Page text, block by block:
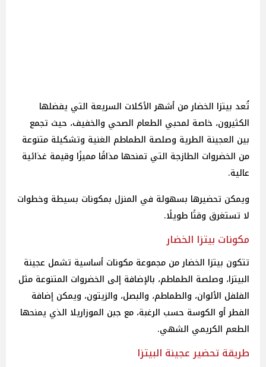
تُعد بيتزا الخضار من أشهر الأكلات السريعة التي يفضلها
الكثيرون، خاصة لمحبي الطعام الصحي والخفيف، حيث تجمع
بين العجينة الطرية وصلصة الطماطم الغنية وتشكيلة متنوعة
من الخضروات الطازجة التي تمنحها مذاقًا مميزًا وقيمة غذائية
عالية.
ويمكن تحضيرها بسهولة في المنزل بمكونات بسيطة وخطوات
لا تستغرق وقتًا طويلًا.
مكونات بيتزا الخضار
تتكون بيتزا الخضار من مجموعة مكونات أساسية تشمل عجينة
البيتزا، وصلصة الطماطم، بالإضافة إلى الخضروات المتنوعة مثل
الفلفل الألوان، والطماطم، والبصل، والزيتون، ويمكن إضافة
الفطر أو الكوسة حسب الرغبة، مع جبن الموزاريلا الذي يمنحها
الطعم الكريمي الشهي.
طريقة تحضير عجينة البيتزا